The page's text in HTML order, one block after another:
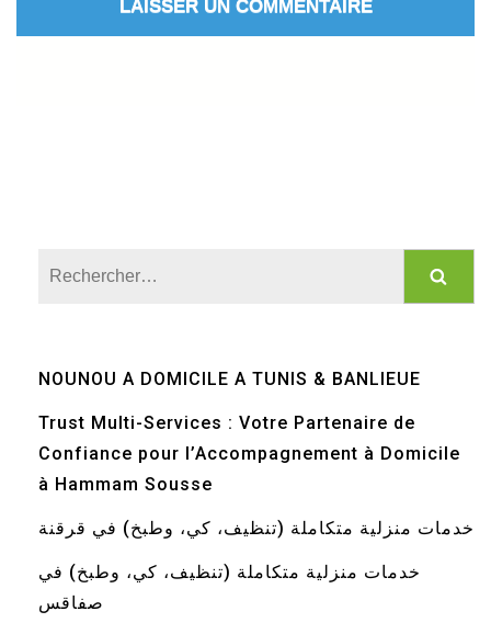
NOUNOU A DOMICILE A TUNIS & BANLIEUE
Trust Multi-Services : Votre Partenaire de
Confiance pour l’Accompagnement à Domicile
à Hammam Sousse
خدمات منزلية متكاملة (تنظيف، كي، وطبخ) في قرقنة
خدمات منزلية متكاملة (تنظيف، كي، وطبخ) في
صفاقس